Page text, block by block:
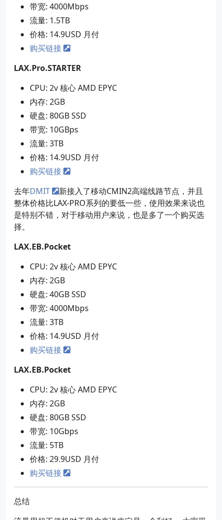
带宽: 4000Mbps
流量: 1.5TB
价格: 14.9USD 月付
购买链接
LAX.Pro.STARTER
CPU: 2v 核心 AMD EPYC
内存: 2GB
硬盘: 80GB SSD
带宽: 10GBps
流量: 3TB
价格: 14.9USD 月付
购买链接
去年DMIT
新接入了移动CMIN2高端线路节点，并且
整体价格比LAX-PRO系列的要低一些，使用效果来说也
是特别不错，对于移动用户来说，也是多了一个购买选
择。
LAX.EB.Pocket
CPU: 2v 核心 AMD EPYC
内存: 2GB
硬盘: 40GB SSD
带宽: 4000Mbps
流量: 3TB
价格: 14.9USD 月付
购买链接
LAX.EB.Pocket
CPU: 2v 核心 AMD EPYC
内存: 2GB
硬盘: 80GB SSD
带宽: 10Gbps
流量: 5TB
价格: 29.9USD 月付
购买链接
总结